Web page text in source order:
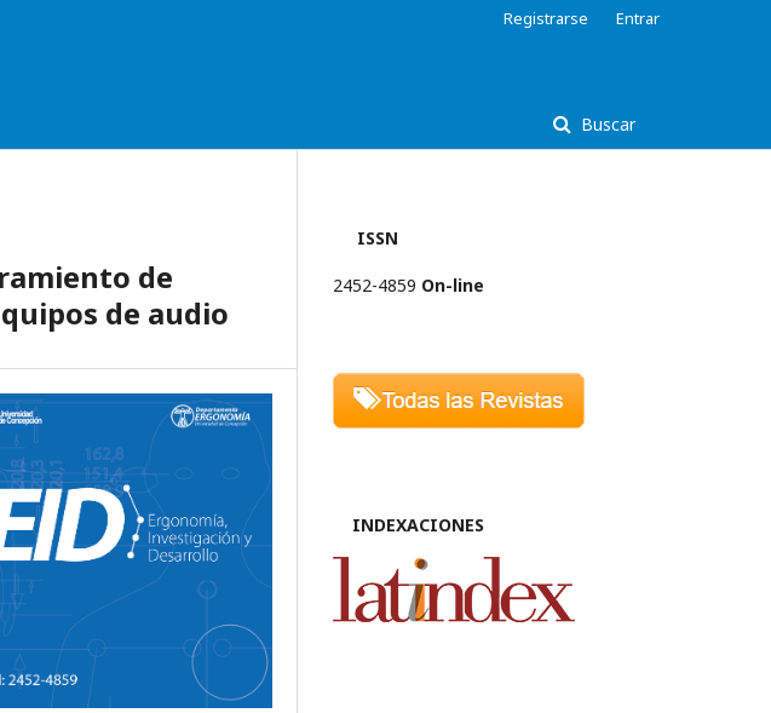
Buscar
Registrarse Entrar
de
de audio
ISSN
2452-4859 On-line
INDEXACIONES